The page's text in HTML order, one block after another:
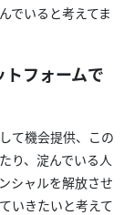
でいると考えてま
フォームで
て機会提供、この
り、淀んでいる人
シャルを解放させ
いきたいと考えて